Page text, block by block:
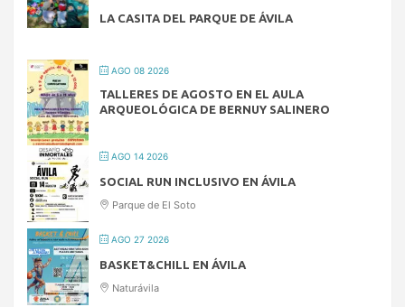
LA CASITA DEL PARQUE DE ÁVILA
AGO 08 2026
TALLERES DE AGOSTO EN EL AULA
ARQUEOLÓGICA DE BERNUY SALINERO
AGO 14 2026
SOCIAL RUN INCLUSIVO EN ÁVILA
Parque de El Soto
AGO 27 2026
BASKET&CHILL EN ÁVILA
Naturávila